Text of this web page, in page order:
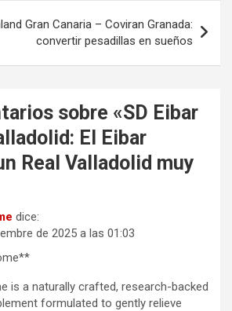
Gran Canaria – Coviran Granada:
convertir pesadillas en sueños
sobre «SD Eibar
El Eibar
Real Valladolid muy
dice:
de 2025 a las 01:03
is a naturally crafted, research-backed
formulated to gently relieve